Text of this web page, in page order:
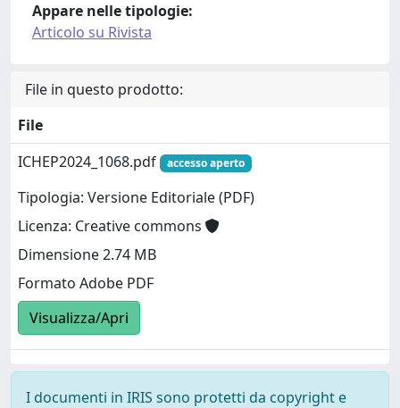
Appare nelle tipologie:
Articolo su Rivista
File in questo prodotto:
File
ICHEP2024_1068.pdf
accesso aperto
Tipologia: Versione Editoriale (PDF)
Licenza: Creative commons
Dimensione 2.74 MB
Formato Adobe PDF
Visualizza/Apri
I documenti in IRIS sono protetti da copyright e